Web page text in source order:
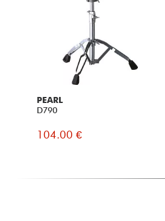
PEARL
D790
104.00 €